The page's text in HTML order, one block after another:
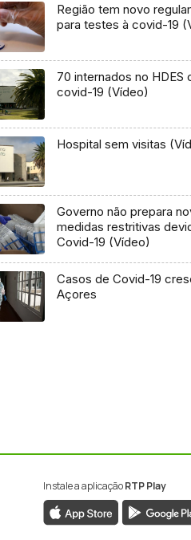
Região tem novo
para testes à covid-19
70 internados no HDES
covid-19 (Vídeo)
Hospital sem visitas
Governo não prepara
medidas restritivas
Covid-19 (Vídeo)
Casos de Covid-19
Açores
Instale a aplicaçãoRTP Play